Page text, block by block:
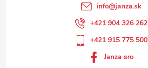
info@janza.sk
+421 904 326 262
+421 915 775 500
Janza sro